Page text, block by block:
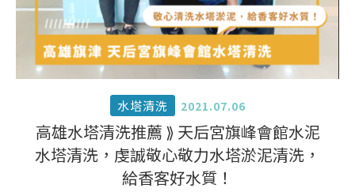
水塔清洗 2021.07.06
高雄水塔清洗推薦 ⟫ 天后宮旗峰會館水泥
水塔清洗，虔誠敬心敬力水塔淤泥清洗，
給香客好水質！